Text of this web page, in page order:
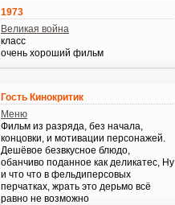
1973
Великая война
класс
очень хороший фильм
Гость Кинокритик
Меню
Фильм из разряда, без начала,
концовки, и мотивации персонажей.
Дешёвое безвкусное блюдо,
обанчиво поданное как деликатес, Ну
и что что в фельдиперсовых
перчатках, жрать это дерьмо всё
равно не возможно